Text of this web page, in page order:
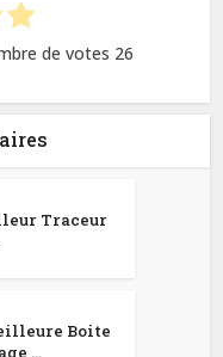
de votes 26
Traceur
Boite
...